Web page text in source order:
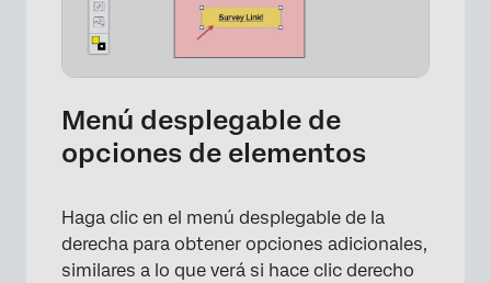
×
Menú desplegable de
opciones de elementos
Haga clic en el menú desplegable de la
derecha para obtener opciones adicionales,
similares a lo que verá si hace clic derecho